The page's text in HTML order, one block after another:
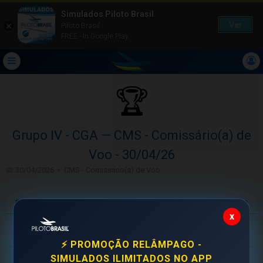
🏆
Grupo IV - CGA — CMS - Comissário(a) de
Voo - 30/04/26
# Aluno Acertos Tempo
x
⚡ PROMOÇÃO RELÂMPAGO -
SIMULADOS ILIMITADOS NO APP
Simulados Piloto Brasil
Piloto Brasil
FREE - In Google Play